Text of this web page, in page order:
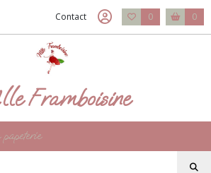
Contact 0 0
Framboisine